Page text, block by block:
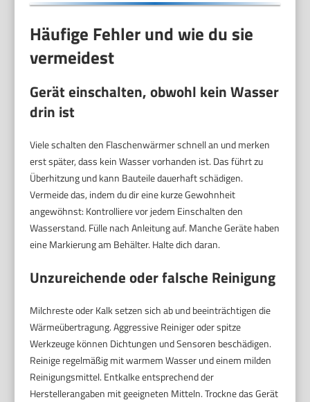
Häufige Fehler und wie du sie
vermeidest
Gerät einschalten, obwohl kein Wasser
drin ist
Viele schalten den Flaschenwärmer schnell an und merken
erst später, dass kein Wasser vorhanden ist. Das führt zu
Überhitzung und kann Bauteile dauerhaft schädigen.
Vermeide das, indem du dir eine kurze Gewohnheit
angewöhnst: Kontrolliere vor jedem Einschalten den
Wasserstand. Fülle nach Anleitung auf. Manche Geräte haben
eine Markierung am Behälter. Halte dich daran.
Unzureichende oder falsche Reinigung
Milchreste oder Kalk setzen sich ab und beeinträchtigen die
Wärmeübertragung. Aggressive Reiniger oder spitze
Werkzeuge können Dichtungen und Sensoren beschädigen.
Reinige regelmäßig mit warmem Wasser und einem milden
Reinigungsmittel. Entkalke entsprechend der
Herstellerangaben mit geeigneten Mitteln. Trockne das Gerät